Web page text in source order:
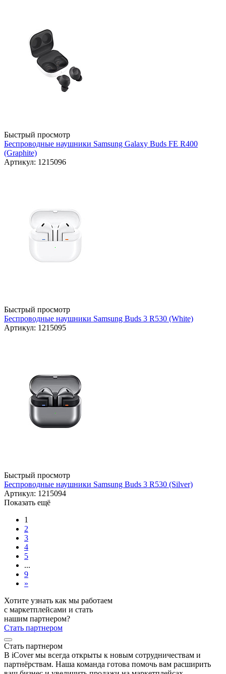
Быстрый просмотр
Беспроводные наушники Samsung Galaxy Buds FE R400
(Graphite)
Артикул: 1215096
Быстрый просмотр
Беспроводные наушники Samsung Buds 3 R530 (White)
Артикул: 1215095
Быстрый просмотр
Беспроводные наушники Samsung Buds 3 R530 (Silver)
Артикул: 1215094
Показать ещё
1
2
3
4
5
...
9
»
Хотите узнать как мы работаем
с маркетплейсами и стать
нашим партнером?
Стать партнером
Стать партнером
В iCover мы всегда открыты к новым сотрудничествам и
партнёрствам. Наша команда готова помочь вам расширить